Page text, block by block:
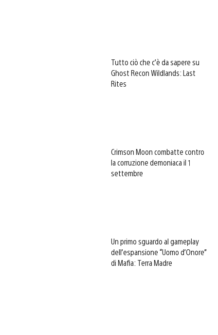
Tutto ciò che c’è da sapere su
Ghost Recon Wildlands: Last
Rites
Crimson Moon combatte contro
la corruzione demoniaca il 1
settembre
Un primo sguardo al gameplay
dell’espansione “Uomo d’Onore”
di Mafia: Terra Madre